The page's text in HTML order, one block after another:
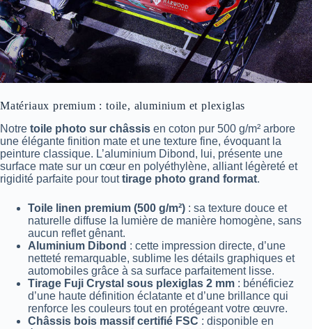
Matériaux premium : toile, aluminium et plexiglas
Notre toile photo sur châssis en coton pur 500 g/m² arbore
une élégante finition mate et une texture fine, évoquant la
peinture classique. L’aluminium Dibond, lui, présente une
surface mate sur un cœur en polyéthylène, alliant légèreté et
rigidité parfaite pour touttirage photo grand format.
Toile linen premium (500 g/m²) : sa texture douce et
naturelle diffuse la lumière de manière homogène, sans
aucun reflet gênant.
Aluminium Dibond : cette impression directe, d’une
netteté remarquable, sublime les détails graphiques et
automobiles grâce à sa surface parfaitement lisse.
Tirage Fuji Crystal sous plexiglas 2 mm : bénéficiez
d’une haute définition éclatante et d’une brillance qui
renforce les couleurs tout en protégeant votre œuvre.
Châssis bois massif certifié FSC : disponible en